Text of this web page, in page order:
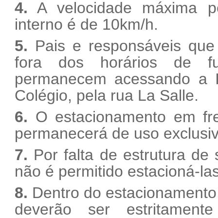
4. A velocidade máxima
interno é de 10km/h.
5. Pais e responsáveis
fora dos horários de
permanecem acessando
Colégio, pela rua La Salle.
6. O estacionamento em
permanecerá de uso
7. Por falta de estrutura de
não é permitido estacioná-
8. Dentro do
deverão ser